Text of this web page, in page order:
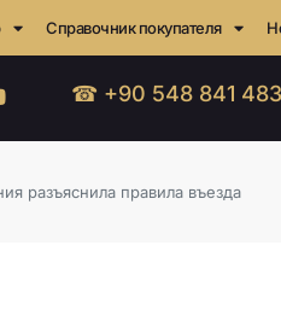
Справочник покупателя
☎ +90 548 841
разъяснила правила въезда